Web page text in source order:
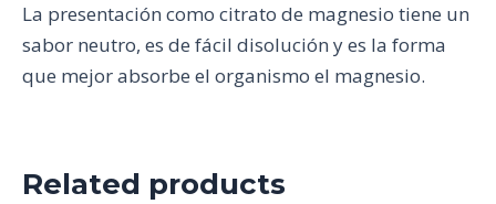
La presentación como citrato de magnesio tiene un
sabor neutro, es de fácil disolución y es la forma
que mejor absorbe el organismo el magnesio.
Related products